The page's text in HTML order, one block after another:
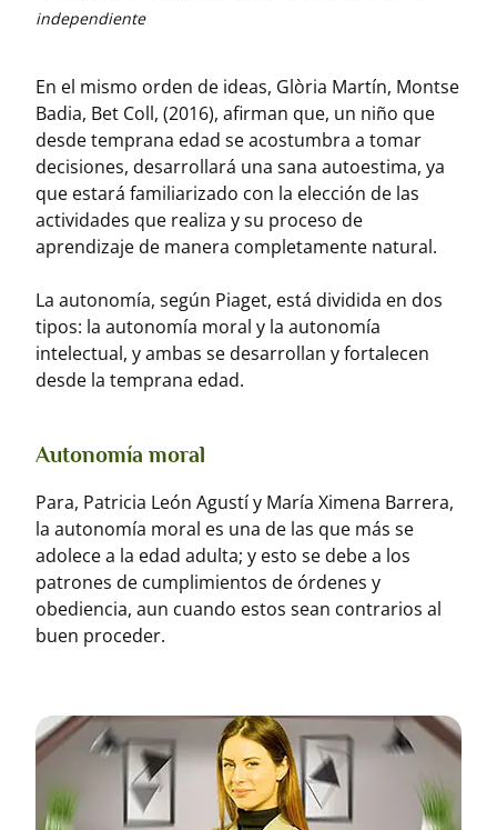
independiente
En el mismo orden de ideas, Glòria Martín, Montse
Badia, Bet Coll, (2016), afirman que, un niño que
desde temprana edad se acostumbra a tomar
decisiones, desarrollará una sana autoestima, ya
que estará familiarizado con la elección de las
actividades que realiza y su proceso de
aprendizaje de manera completamente natural.
La autonomía, según Piaget, está dividida en dos
tipos: la autonomía moral y la autonomía
intelectual, y ambas se desarrollan y fortalecen
desde la temprana edad.
Autonomía moral
Para, Patricia León Agustí y María Ximena Barrera,
la autonomía moral es una de las que más se
adolece a la edad adulta; y esto se debe a los
patrones de cumplimientos de órdenes y
obediencia, aun cuando estos sean contrarios al
buen proceder.